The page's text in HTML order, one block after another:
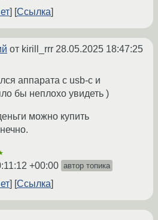
Ссылка
от kirill_rrr 28.05.2025 18:47:25
аппарата с usb-c и
бы неплохо увидеть )
можно купить
+00:00 автор топика
Ссылка